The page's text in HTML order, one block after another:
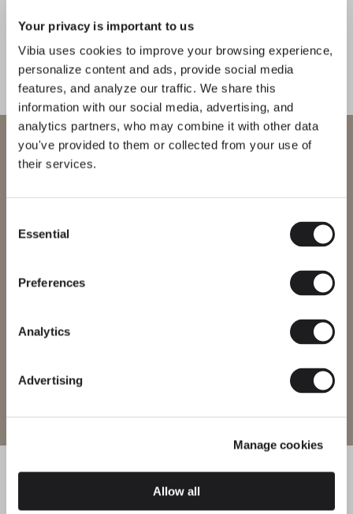
Your privacy is important to us
Vibia uses cookies to improve your browsing experience,
personalize content and ads, provide social media
features, and analyze our traffic. We share this
information with our social media, advertising, and
analytics partners, who may combine it with other data
you've provided to them or collected from your use of
their services.
Selection
Essential
Preferences
Analytics
Advertising
Manage cookies
Allow all
CATALOGUE
US/Canada
International
Guise
MURALES
Funnel
MURALES
Pin
MURALES
Kontorno
MURALES
MURALES
MURALES
Suite
Bienvenue chez Vibia
Veuillez sélectionner le site web correspondant à votre région afin
certifications de sécurité locales. Notez que certains produits
peuvent ne pas être disponibles dans toutes les régions.